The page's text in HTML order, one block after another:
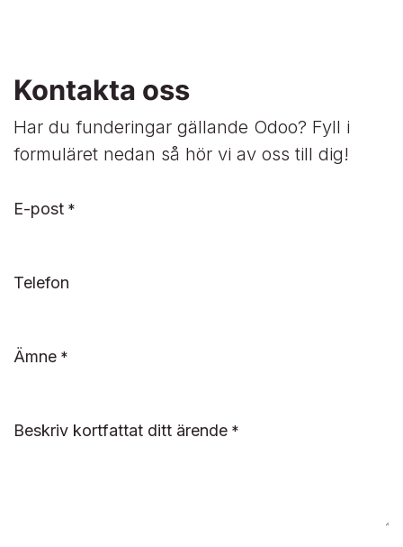
Kontakta oss
Har du funderingar gällande Odoo? Fyll i
formuläret nedan så hör vi av oss till dig!
E-post *
Telefon
Ämne *
Beskriv kortfattat ditt ärende *